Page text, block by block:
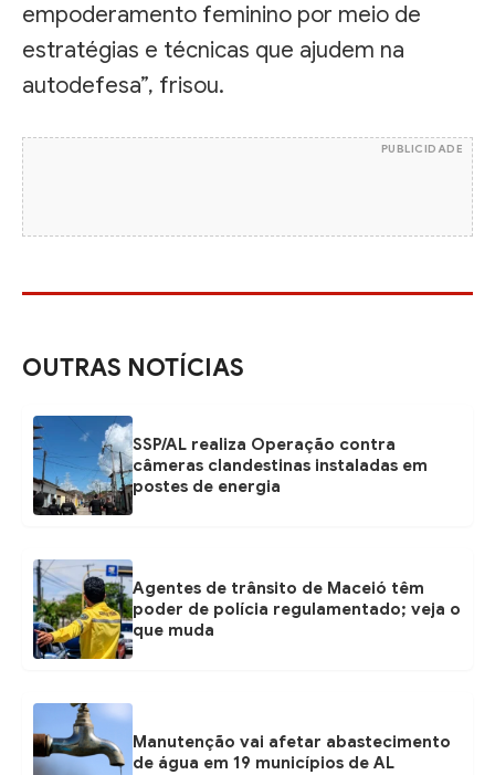
empoderamento feminino por meio de
estratégias e técnicas que ajudem na
autodefesa”, frisou.
PUBLICIDADE
OUTRAS NOTÍCIAS
SSP/AL realiza Operação contra
câmeras clandestinas instaladas em
postes de energia
Agentes de trânsito de Maceió têm
poder de polícia regulamentado; veja o
que muda
Manutenção vai afetar abastecimento
de água em 19 municípios de AL